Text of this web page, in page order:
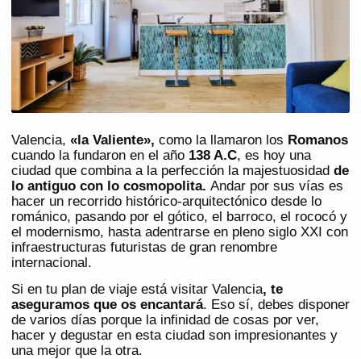
Valencia, «la Valiente», como la llamaron los Romanos
cuando la fundaron en el año 138 A.C, es hoy una
ciudad que combina a la perfección la majestuosidad de
lo antiguo con lo cosmopolita. Andar por sus vías es
hacer un recorrido histórico-arquitectónico desde lo
románico, pasando por el gótico, el barroco, el rococó y
el modernismo, hasta adentrarse en pleno siglo XXI con
infraestructuras futuristas de gran renombre
internacional.
Si en tu plan de viaje está visitar Valencia, te
aseguramos que os encantará. Eso sí, debes disponer
de varios días porque la infinidad de cosas por ver,
hacer y degustar en esta ciudad son impresionantes y
una mejor que la otra.